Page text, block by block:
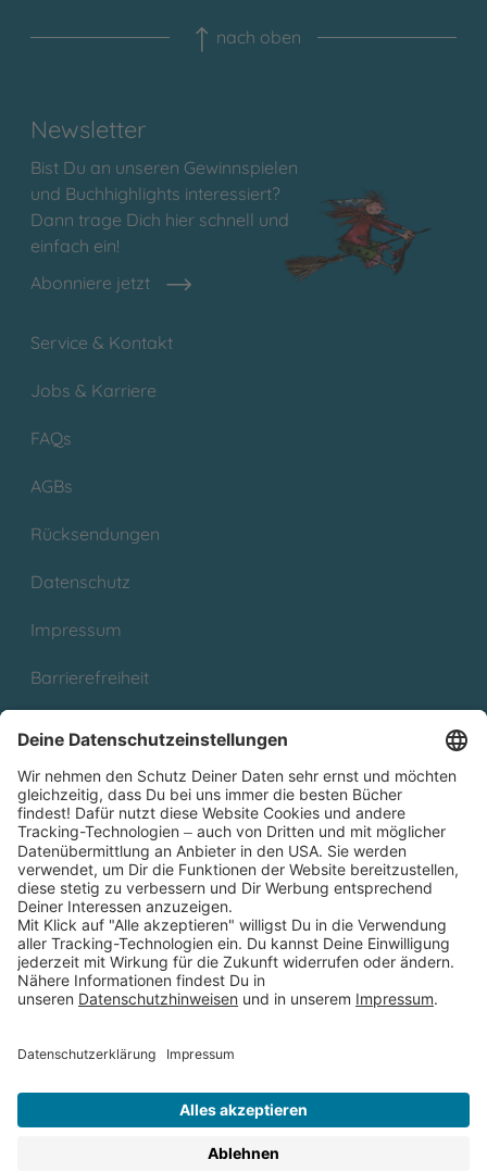
nach oben
Newsletter
Bist Du an unseren Gewinnspielen
und Buchhighlights interessiert?
Dann trage Dich hier schnell und
einfach ein!
Abonniere jetzt
Service & Kontakt
Jobs & Karriere
FAQs
AGBs
Rücksendungen
Datenschutz
Impressum
Barrierefreiheit
Partnerprogramm (Affiliate)
Folge uns auf
* Versandkostenfrei ab 9,00 € Bestellwert innerhalb
Deutschlands
** Lieferzeit 1-3 Werktage innerhalb Deutschlands
Thienemann-Esslinger Verlag GmbH, Blumenstraße 36, D-70182